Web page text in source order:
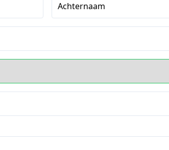
Achternaam